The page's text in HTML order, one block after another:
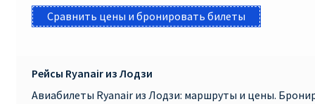
Сравнить цены и бронировать билеты
Рейсы Ryanair из Лодзи
Авиабилеты Ryanair из Лодзи: маршруты и цены.